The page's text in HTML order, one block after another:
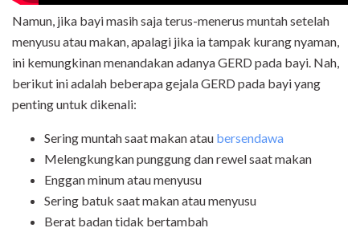
Namun, jika bayi masih saja terus-menerus muntah setelah
menyusu atau makan, apalagi jika ia tampak kurang nyaman,
ini kemungkinan menandakan adanya GERD pada bayi. Nah,
berikut ini adalah beberapa gejala GERD pada bayi yang
penting untuk dikenali:
Sering muntah saat makan atau bersendawa
Melengkungkan punggung dan rewel saat makan
Enggan minum atau menyusu
Sering batuk saat makan atau menyusu
Berat badan tidak bertambah